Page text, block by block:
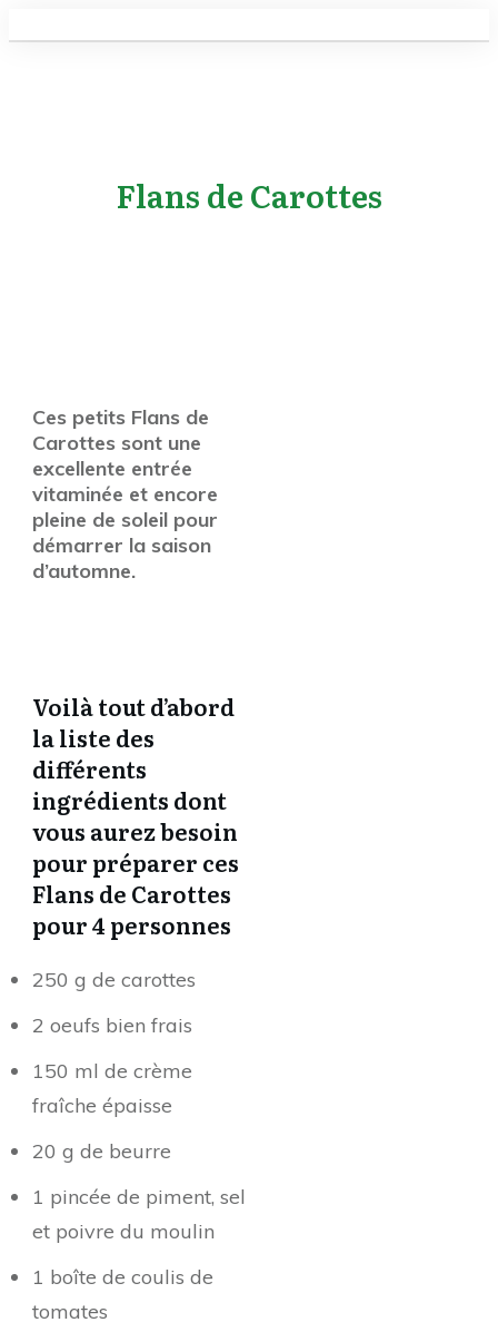
Flans de Carottes
Ces petits Flans de
Carottes sont une
excellente entrée
vitaminée et encore
pleine de soleil pour
démarrer la saison
d’automne.
Voilà tout d’abord
la liste des
différents
ingrédients dont
vous aurez besoin
pour préparer ces
Flans de Carottes
pour 4 personnes
250 g de carottes
2 oeufs bien frais
150 ml de crème
fraîche épaisse
20 g de beurre
1 pincée de piment, sel
et poivre du moulin
1 boîte de coulis de
tomates